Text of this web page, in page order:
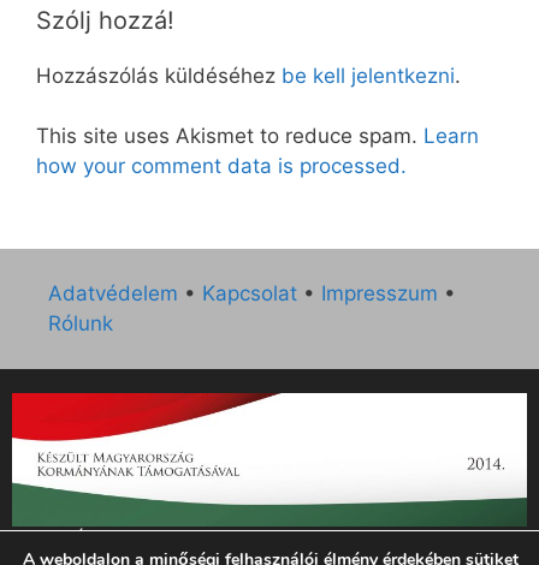
Szólj hozzá!
Hozzászólás küldéséhez be kell jelentkezni.
This site uses Akismet to reduce spam. Learn
how your comment data is processed.
Adatvédelem • Kapcsolat • Impresszum •
Rólunk
„Az Új Ember katolikus hetilap 2014. évi működésének
A weboldalon a minőségi felhasználói élmény érdekében sütiket